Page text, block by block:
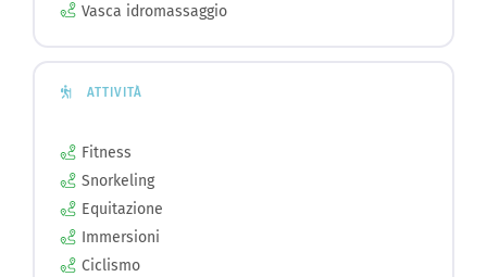
Vasca idromassaggio
ATTIVITÀ
Fitness
Snorkeling
Equitazione
Immersioni
Ciclismo